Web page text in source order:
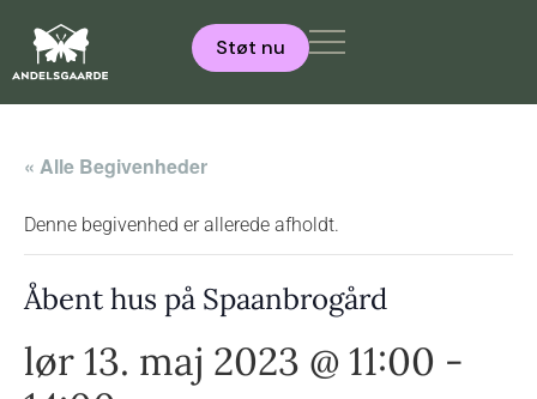
Støt nu
« Alle Begivenheder
Denne begivenhed er allerede afholdt.
Åbent hus på Spaanbrogård
lør 13. maj 2023 @ 11:00 -